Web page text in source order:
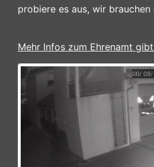
probiere es aus, wir brauchen
Mehr Infos zum Ehrenamt